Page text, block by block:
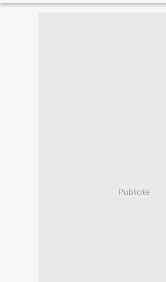
Publicité